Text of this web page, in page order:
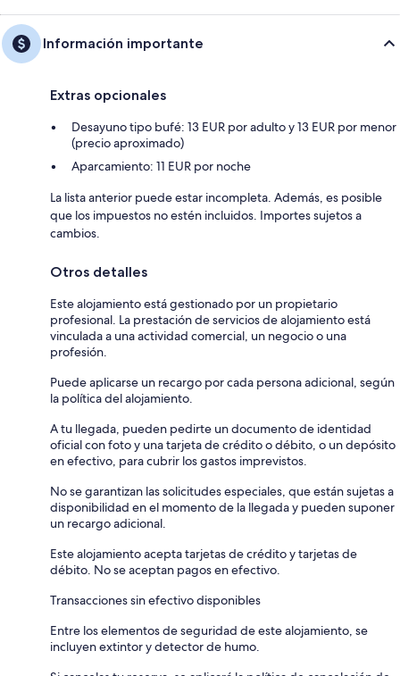
Información importante
Extras opcionales
Desayuno tipo bufé: 13 EUR por adulto y 13 EUR por menor
(precio aproximado)
Aparcamiento: 11 EUR por noche
La lista anterior puede estar incompleta. Además, es posible
que los impuestos no estén incluidos. Importes sujetos a
cambios.
Otros detalles
Este alojamiento está gestionado por un propietario
profesional. La prestación de servicios de alojamiento está
vinculada a una actividad comercial, un negocio o una
profesión.
Puede aplicarse un recargo por cada persona adicional, según
la política del alojamiento.
A tu llegada, pueden pedirte un documento de identidad
oficial con foto y una tarjeta de crédito o débito, o un depósito
en efectivo, para cubrir los gastos imprevistos.
No se garantizan las solicitudes especiales, que están sujetas a
disponibilidad en el momento de la llegada y pueden suponer
un recargo adicional.
Este alojamiento acepta tarjetas de crédito y tarjetas de
débito. No se aceptan pagos en efectivo.
Transacciones sin efectivo disponibles
Entre los elementos de seguridad de este alojamiento, se
incluyen extintor y detector de humo.